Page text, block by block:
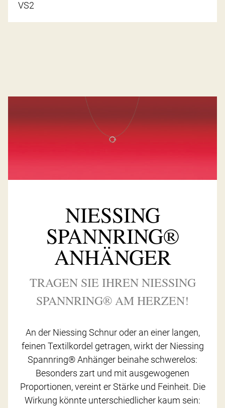
VS2
NIESSING
SPANNRING®
ANHÄNGER
TRAGEN SIE IHREN NIESSING
SPANNRING® AM HERZEN!
An der Niessing Schnur oder an einer langen,
feinen Textilkordel getragen, wirkt der Niessing
Spannring® Anhänger beinahe schwerelos:
Besonders zart und mit ausgewogenen
Proportionen, vereint er Stärke und Feinheit. Die
Wirkung könnte unterschiedlicher kaum sein: